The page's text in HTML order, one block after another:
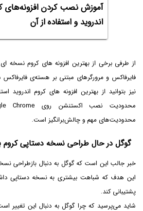
آموزش نصب کردن افزونه‌های
اندروید و استفاده از آن
از طرفی برخی از بهترین افزونه های کروم نسخه‌ ای
فایرفاکس و مرورگرهای مبتنی بر هسته‌ی فایرفاکس
نیز بتوانید از بهترین افزونه های کروم اندروید
محدودیت‌های مهم و چالش‌برانگیز است.
گوگل در حال طراحی نسخه دستاپی کروم
این هدف که شباهت بیشتری به نسخه دستاپی
پشتیبانی کند.
شاید می‌پرسید که چرا گوگل به دنبال این تغییر